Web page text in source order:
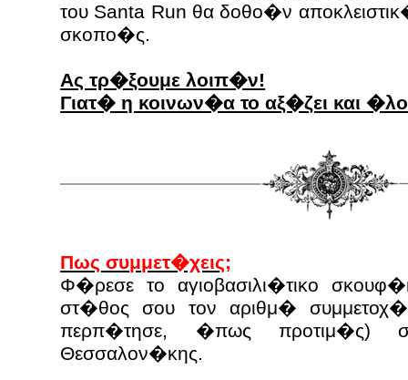
του Santa Run θα δοθο�ν
σκοπο�ς.
Ας τρ�ξουμε λοιπ�ν!
Γιατ� η κοινων�α το αξ�ζει και
Πως συμμετ�χεις;
Φ�ρεσε το αγιοβασιλι�τικο
στ�θος σου τον αριθμ�
περπ�τησε, �πως προτιμ�ς)
Θεσσαλον�κης.